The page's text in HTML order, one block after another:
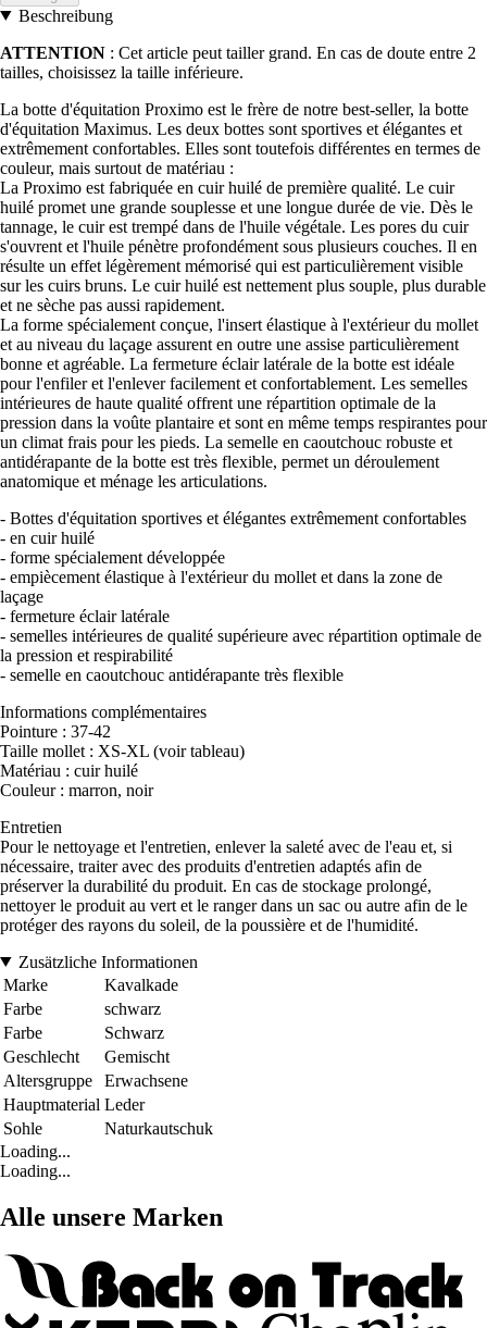
Beschreibung
ATTENTION : Cet article peut tailler grand. En cas de doute entre 2
tailles, choisissez la taille inférieure.
La botte d'équitation Proximo est le frère de notre best-seller, la botte
d'équitation Maximus. Les deux bottes sont sportives et élégantes et
extrêmement confortables. Elles sont toutefois différentes en termes de
couleur, mais surtout de matériau :
La Proximo est fabriquée en cuir huilé de première qualité. Le cuir
huilé promet une grande souplesse et une longue durée de vie. Dès le
tannage, le cuir est trempé dans de l'huile végétale. Les pores du cuir
s'ouvrent et l'huile pénètre profondément sous plusieurs couches. Il en
résulte un effet légèrement mémorisé qui est particulièrement visible
sur les cuirs bruns. Le cuir huilé est nettement plus souple, plus durable
et ne sèche pas aussi rapidement.
La forme spécialement conçue, l'insert élastique à l'extérieur du mollet
et au niveau du laçage assurent en outre une assise particulièrement
bonne et agréable. La fermeture éclair latérale de la botte est idéale
pour l'enfiler et l'enlever facilement et confortablement. Les semelles
intérieures de haute qualité offrent une répartition optimale de la
pression dans la voûte plantaire et sont en même temps respirantes pour
un climat frais pour les pieds. La semelle en caoutchouc robuste et
antidérapante de la botte est très flexible, permet un déroulement
anatomique et ménage les articulations.
- Bottes d'équitation sportives et élégantes extrêmement confortables
- en cuir huilé
- forme spécialement développée
- empiècement élastique à l'extérieur du mollet et dans la zone de
laçage
- fermeture éclair latérale
- semelles intérieures de qualité supérieure avec répartition optimale de
la pression et respirabilité
- semelle en caoutchouc antidérapante très flexible
Informations complémentaires
Pointure : 37-42
Taille mollet : XS-XL (voir tableau)
Matériau : cuir huilé
Couleur : marron, noir
Entretien
Pour le nettoyage et l'entretien, enlever la saleté avec de l'eau et, si
nécessaire, traiter avec des produits d'entretien adaptés afin de
préserver la durabilité du produit. En cas de stockage prolongé,
nettoyer le produit au vert et le ranger dans un sac ou autre afin de le
protéger des rayons du soleil, de la poussière et de l'humidité.
Zusätzliche Informationen
Marke
Kavalkade
Farbe
schwarz
Farbe
Schwarz
Geschlecht
Gemischt
Altersgruppe
Erwachsene
Hauptmaterial Leder
Sohle
Naturkautschuk
Loading...
Loading...
Alle unsere Marken